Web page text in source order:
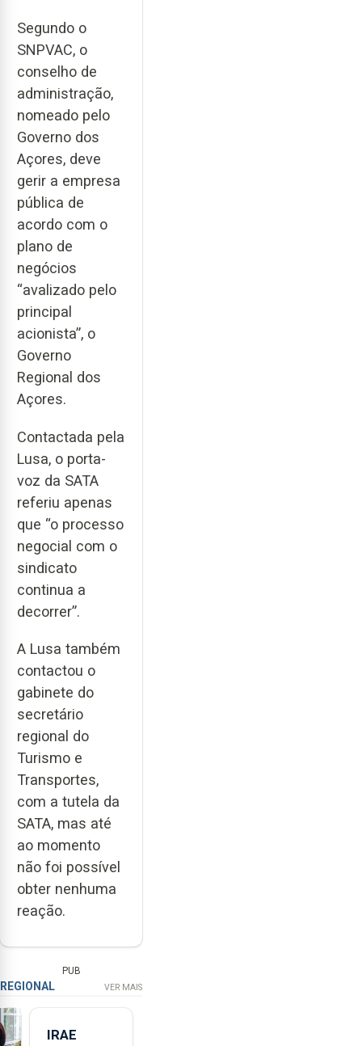
Segundo o
SNPVAC, o
conselho de
administração,
nomeado pelo
Governo dos
Açores, deve
gerir a empresa
pública de
acordo com o
plano de
negócios
“avalizado pelo
principal
acionista”, o
Governo
Regional dos
Açores.
Contactada pela
Lusa, o porta-
voz da SATA
referiu apenas
que “o processo
negocial com o
sindicato
continua a
decorrer”.
A Lusa também
contactou o
gabinete do
secretário
regional do
Turismo e
Transportes,
com a tutela da
SATA, mas até
ao momento
não foi possível
obter nenhuma
reação.
PUB
REGIONAL VER MAIS
IRAE